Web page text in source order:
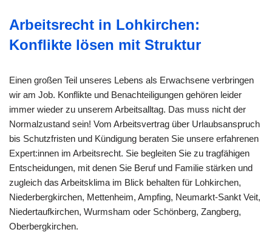
Arbeitsrecht in Lohkirchen:
Konflikte lösen mit Struktur
Einen großen Teil unseres Lebens als Erwachsene verbringen
wir am Job. Konflikte und Benachteiligungen gehören leider
immer wieder zu unserem Arbeitsalltag. Das muss nicht der
Normalzustand sein! Vom Arbeitsvertrag über Urlaubsanspruch
bis Schutzfristen und Kündigung beraten Sie unsere erfahrenen
Expert:innen im Arbeitsrecht. Sie begleiten Sie zu tragfähigen
Entscheidungen, mit denen Sie Beruf und Familie stärken und
zugleich das Arbeitsklima im Blick behalten für Lohkirchen,
Niederbergkirchen, Mettenheim, Ampfing, Neumarkt-Sankt Veit,
Niedertaufkirchen, Wurmsham oder Schönberg, Zangberg,
Oberbergkirchen.